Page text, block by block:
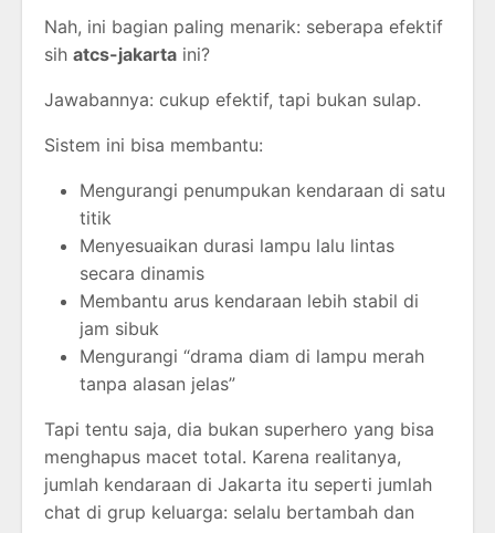
Nah, ini bagian paling menarik: seberapa efektif
sih atcs-jakarta ini?
Jawabannya: cukup efektif, tapi bukan sulap.
Sistem ini bisa membantu:
Mengurangi penumpukan kendaraan di satu
titik
Menyesuaikan durasi lampu lalu lintas
secara dinamis
Membantu arus kendaraan lebih stabil di
jam sibuk
Mengurangi “drama diam di lampu merah
tanpa alasan jelas”
Tapi tentu saja, dia bukan superhero yang bisa
menghapus macet total. Karena realitanya,
jumlah kendaraan di Jakarta itu seperti jumlah
chat di grup keluarga: selalu bertambah dan